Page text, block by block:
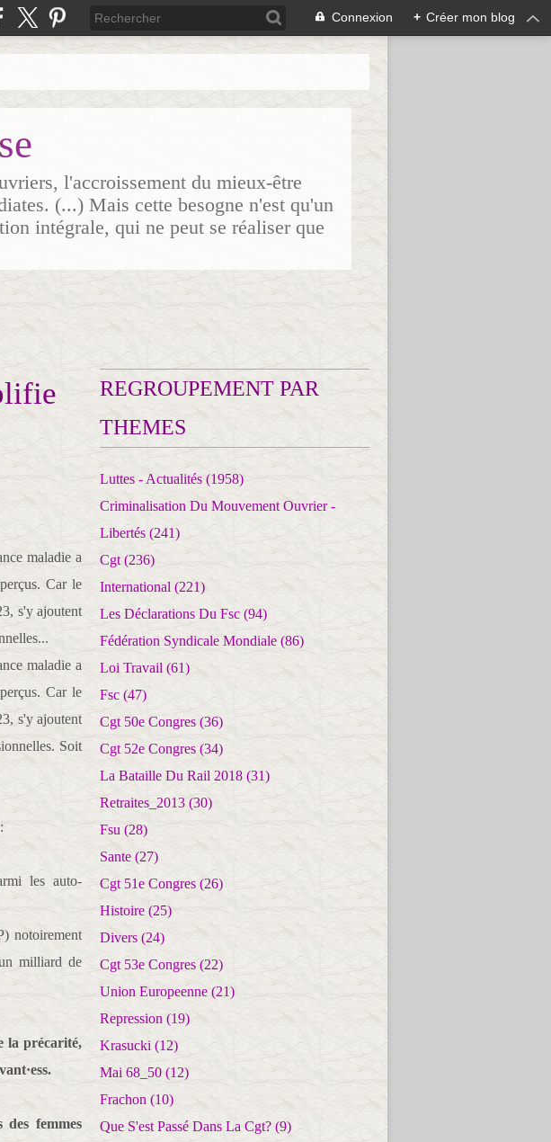
Connexion + Créer mon blog
l'accroissement du mieux-être
(...) Mais cette besogne n'est qu'un
intégrale, qui ne peut se réaliser que
maladie a
Car le
s'y ajoutent
maladie a
Car le
s'y ajoutent
Soit
les auto-
notoirement
milliard de
la précarité,
femmes
REGROUPEMENT PAR
THEMES
Luttes - Actualités (1958)
Criminalisation Du Mouvement Ouvrier -
Libertés (241)
Cgt (236)
International (221)
Les Déclarations Du Fsc (94)
Fédération Syndicale Mondiale (86)
Loi Travail (61)
Fsc (47)
Cgt 50e Congres (36)
Cgt 52e Congres (34)
La Bataille Du Rail 2018 (31)
Retraites_2013 (30)
Fsu (28)
Sante (27)
Cgt 51e Congres (26)
Histoire (25)
Divers (24)
Cgt 53e Congres (22)
Union Europeenne (21)
Repression (19)
Krasucki (12)
Mai 68_50 (12)
Frachon (10)
Que S'est Passé Dans La Cgt? (9)